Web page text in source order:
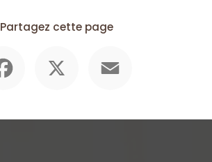
Partagez cette page